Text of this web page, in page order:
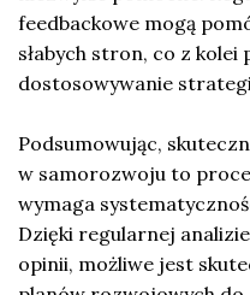
feedbackowe mogą
słabych stron, co z kolei
dostosowywanie
Podsumowując,
w samorozwoju to
wymaga
Dzięki regularnej
opinii, możliwe jest